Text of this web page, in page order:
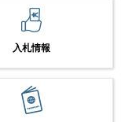
入札情報